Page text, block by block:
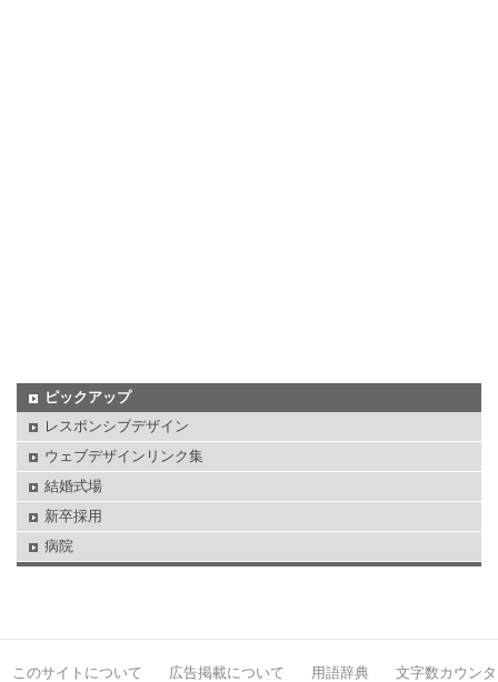
ピックアップ
レスポンシブデザイン
ウェブデザインリンク集
結婚式場
新卒採用
病院
このサイトについて 広告掲載について 用語辞典 文字数カウンタ